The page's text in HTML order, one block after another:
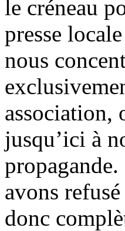
le créneau
presse
nous
association,
jusqu’ici à
avons
donc